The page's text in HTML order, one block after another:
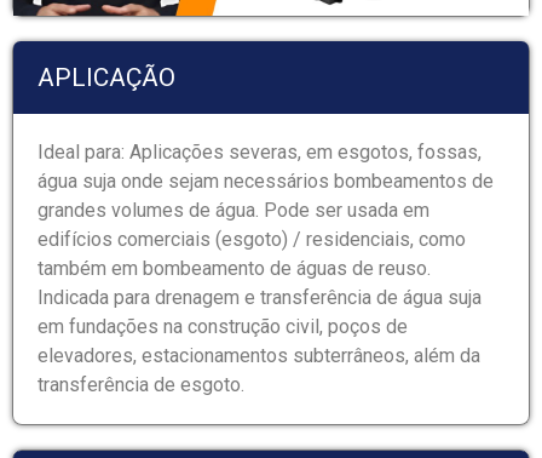
APLICAÇÃO
Ideal para: Aplicações severas, em esgotos, fossas,
água suja onde sejam necessários bombeamentos de
grandes volumes de água. Pode ser usada em
edifícios comerciais (esgoto) / residenciais, como
também em bombeamento de águas de reuso.
Indicada para drenagem e transferência de água suja
em fundações na construção civil, poços de
elevadores, estacionamentos subterrâneos, além da
transferência de esgoto.